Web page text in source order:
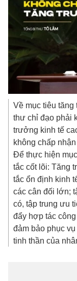
Về mục tiêu
thư chỉ đạo phải
trưởng kinh tế
không chấp
Để thực hiện
tắc cốt lõi: Tăng
tắc ổn định kinh
các cân đối lớn;
có, tập trung ưu
đẩy hợp tác
đảm bảo phục
tinh thần của